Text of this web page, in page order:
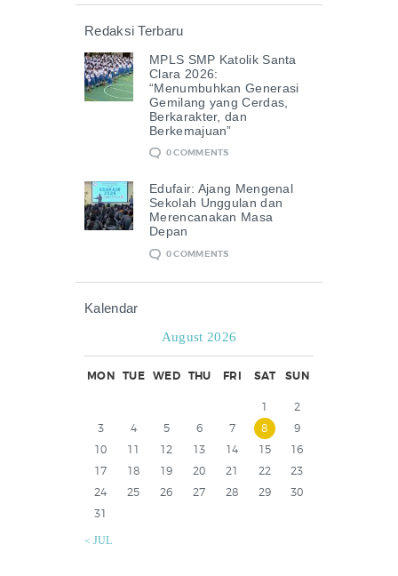
Redaksi Terbaru
MPLS SMP Katolik Santa
Clara 2026:
“Menumbuhkan Generasi
Gemilang yang Cerdas,
Berkarakter, dan
Berkemajuan”
0COMMENTS
Edufair: Ajang Mengenal
Sekolah Unggulan dan
Merencanakan Masa
Depan
0COMMENTS
Kalendar
August 2026
MON TUE WED THU FRI SAT SUN
1
2
3
4 5 6 7 8
9
10
11 12 13 14 15
16
17
18 19 20 21 22
23
24
25 26 27 28 29
30
31
« JUL